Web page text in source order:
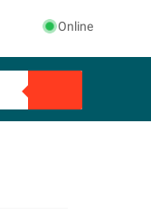
Online